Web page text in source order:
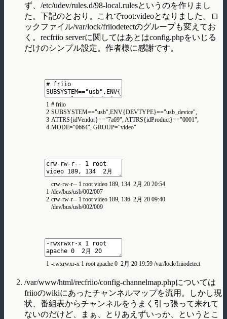
ず、/etc/udev/rules.d/98-local.rulesというのを作りまし
た。下記のとおり。これでroot:videoとなりました。ロ
ックファイル/var/lock/friiodetectのグループも変えてお
く。recfriio serverに関してはあとはconfig.phpをいじる
だけのシンプル設定。作者様に感謝です。
1
2
3
4
# friio
SUBSYSTEM=="usb",ENV{DEVTYPE}=="usb_device",
ATTRS{idVendor}=="7a69",ATTRS{idProduct}=="0001",
MODE="0664", GROUP="video"
1
2
crw-rw-r-- 1 rootvideo 189, 134 2月 20 20:54
/dev/bus/usb/002/007
crw-rw-r-- 1 rootvideo 189, 136 2月 20 09:40
/dev/bus/usb/002/009
1 -rwxrwxr-x 1 rootapache 0 2月 20 19:59 /var/lock/friiodetect
/var/www/html/recfriio/config-channelmap.phpについては
friioのwikiにあったチャンネルマップを流用。しかし現
状、番組表からチャンネルをうまく引っ張って来れて
ないのだけど、まぁ、とりあえずいっか、というとこ